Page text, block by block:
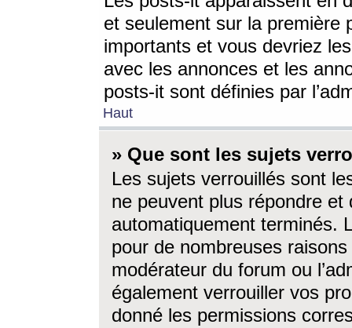
et seulement sur la première
importants et vous devriez
avec les annonces et les
posts-it sont définies par
Haut
» Que sont les sujets
Les sujets verrouillés sont
ne peuvent plus répondre
automatiquement terminés.
pour de nombreuses
modérateur du forum ou
également verrouiller vos
donné les permissions